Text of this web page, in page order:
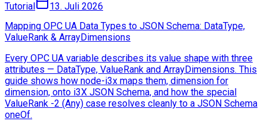
Tutorial
13. Juli 2026
Mapping OPC UA Data Types to JSON Schema: DataType,
ValueRank & ArrayDimensions
Every OPC UA variable describes its value shape with three
attributes — DataType, ValueRank and ArrayDimensions. This
guide shows how node-i3x maps them, dimension for
dimension, onto i3X JSON Schema, and how the special
ValueRank -2 (Any) case resolves cleanly to a JSON Schema
oneOf.